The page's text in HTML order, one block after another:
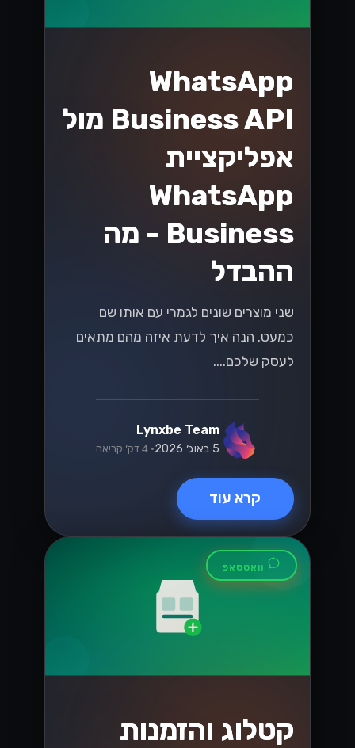
WhatsApp
Business API מול
אפליקציית
WhatsApp
Business - מה
ההבדל
שני מוצרים שונים לגמרי עם אותו שם
כמעט. הנה איך לדעת איזה מהם מתאים
לעסק שלכם....
Lynxbe Team
5 באוג׳ 2026 • 4 דק׳ קריאה
קרא עוד
וואטסאפ
קטלוג והזמנות